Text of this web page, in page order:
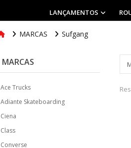
LANÇAMENTOS
MARCAS Sufgang
MARCAS
Ace Trucks
Adiante Skateboarding
Ciena
Class
Converse